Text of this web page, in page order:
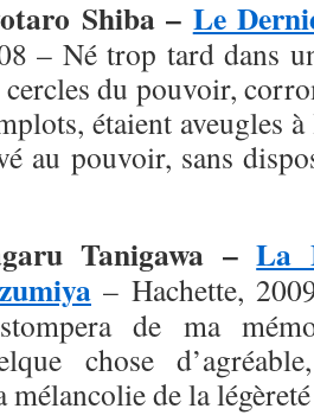
Shiba – Le
– Né trop tard dans
cercles du pouvoir,
étaient aveugles
au pouvoir, sans
Tanigawa –La
– Hachette,
de ma
chose
de la